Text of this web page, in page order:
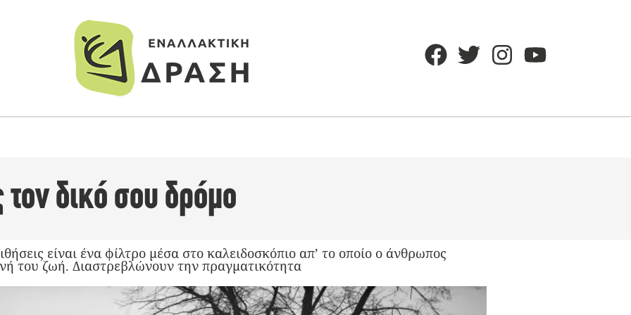
δικό σου δρόμο
είναι ένα φίλτρο μέσα στο καλειδοσκόπιο απ’ το οποίο ο άνθρωπος
του ζωή. Διαστρεβλώνουν την πραγματικότητα